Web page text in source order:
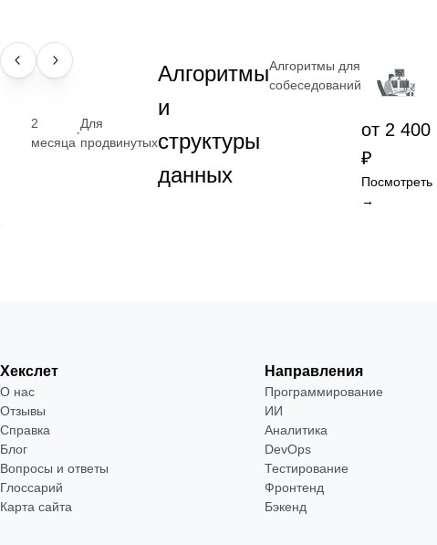
НАВЫК
2
месяца
·
Для
продвинутых
Алгоритмы
и
структуры
данных
Алгоритмы для
собеседований
от 2 400
₽
Посмотреть
→
Хекслет
О нас
Отзывы
Справка
Блог
Вопросы и ответы
Глоссарий
Карта сайта
Направления
Программирование
ИИ
Аналитика
DevOps
Тестирование
Фронтенд
Бэкенд